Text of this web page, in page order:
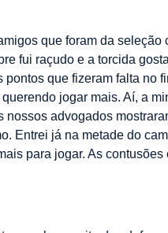
que foram da
fui raçudo e a torcida
que fizeram falta no
jogar mais. Aí, a
advogados
Entrei já na metade do
para jogar. As